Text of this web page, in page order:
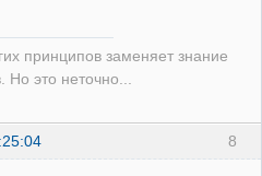
принципов заменяет знание
Но это неточно...
8